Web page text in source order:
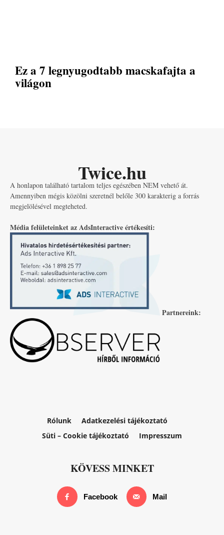
Ez a 7 legnyugodtabb macskafajta a
világon
Twice.hu
A honlapon található tartalom teljes egészében NEM vehető át.
Amennyiben mégis közölni szeretnél belőle 300 karakterig a forrás
megjelölésével megteheted.
Média felületeinket az AdsInteractive értékesíti:
Partnereink:
Rólunk
Adatkezelési tájékoztató
Süti – Cookie tájékoztató
Impresszum
KÖVESS MINKET
Facebook Mail